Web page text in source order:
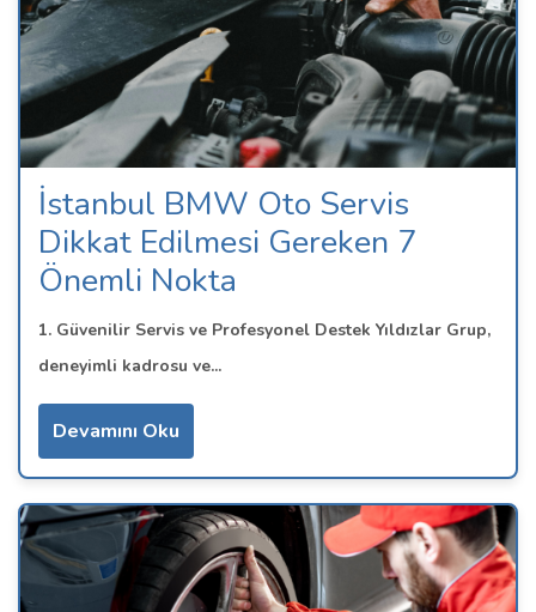
İstanbul BMW Oto Servis
Dikkat Edilmesi Gereken 7
Önemli Nokta
1. Güvenilir Servis ve Profesyonel Destek Yıldızlar Grup,
deneyimli kadrosu ve...
Devamını Oku